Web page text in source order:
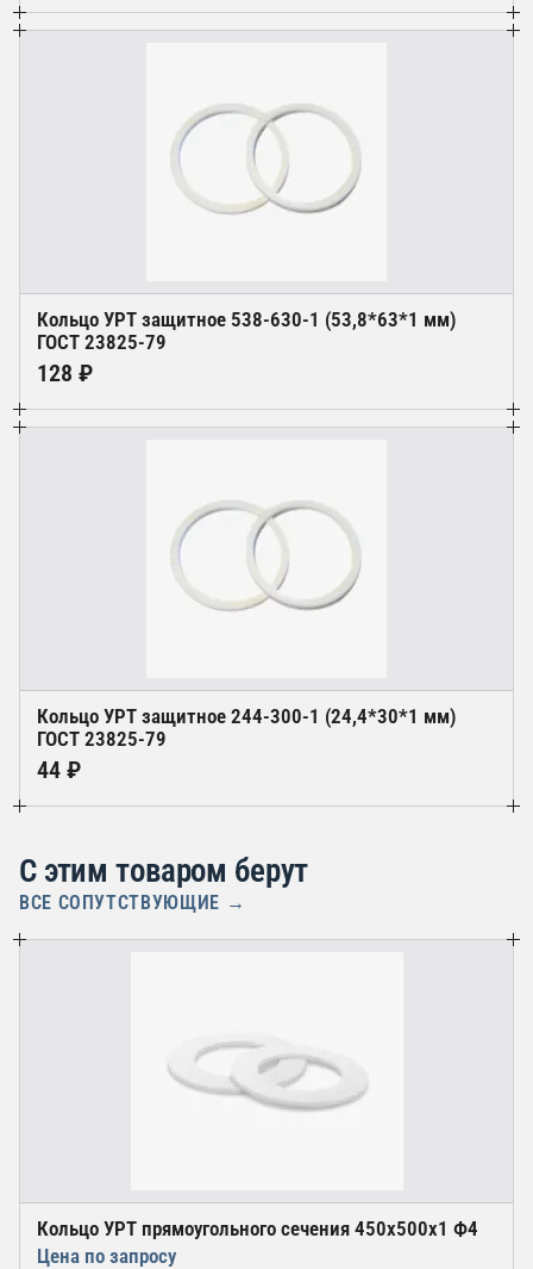
Кольцо УРТ защитное 538-630-1 (53,8*63*1 мм)
ГОСТ 23825-79
128 ₽
Кольцо УРТ защитное 244-300-1 (24,4*30*1 мм)
ГОСТ 23825-79
44 ₽
С этим товаром берут
ВСЕ СОПУТСТВУЮЩИЕ →
Кольцо УРТ прямоугольного сечения 450х500х1 Ф4
Цена по запросу